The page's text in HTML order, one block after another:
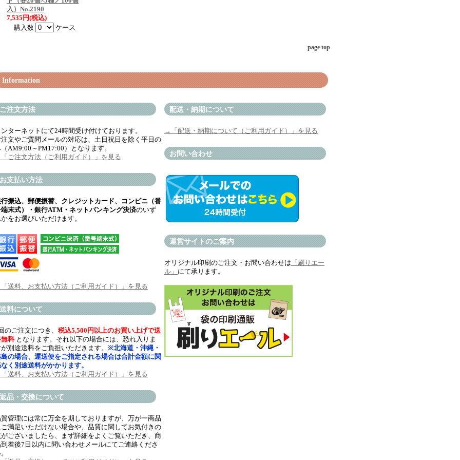
入）No.2190
7,535円(税込)
購入数
ケース
page top
Information
ご注文方法
ターネットにて24時間受け付けております。
文やご質問メールの対応は、土日祝日を除く平日の
AM9:00～PM17:00）となります。
ご注文方法（ご利用ガイド）」を見る
お支払い方法
振込、郵便振替、クレジットカード、コンビニ（番
末式）・銀行ATM・ネットバンキング決済のいず
をお選びいただけます。
送料、お支払い方法（ご利用ガイド）」を見る
送料について
のご注文につき、 税込5,500円以上のお買い上げで送
料となります。それ以下の場合には、恐れ入りま
別途送料をご負担いただきます。 ※北海道・沖縄・
の場合、運送便をご指定される場合は合計金額に関
く別途送料がかかります。
送料、お支払い方法（ご利用ガイド）」を見る
返品・交換について
管理には常に万全を期しておりますが、万が一商品
満足いただけない場合や、品質に関してお気付きの
ございましたら、まず詳細をよくご覧いただき、商
着後7日以内に問い合わせメールにてご連絡くださ
配送・納期について
→「配送・納期について（ご利用ガイド）」を見る
お問い合わせ
運営サイトのご案内
オリジナル印刷のご注文・お問い合わせは 「刷りエー
ル」 にて承ります。